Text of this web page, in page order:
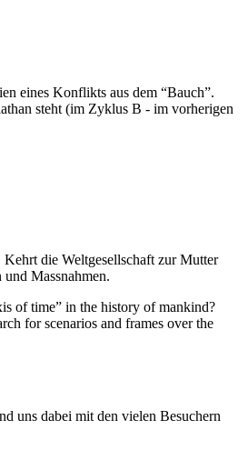
eines Konflikts aus dem “Bauch”.
steht (im Zyklus B - im vorherigen
die Weltgesellschaft zur Mutter
Massnahmen.
of time” in the history of mankind?
for scenarios and frames over the
uns dabei mit den vielen Besuchern